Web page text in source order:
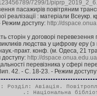
7299/1/
пасажирів повітряним
реалізації : матеріали
Режим доступу: http://
сторін у договорі
людства у цифрову еру
практ. конф. (м. Одеса, 21
http://
перевізника у сфері
42. - С. 18-23. - Режим
Розділ: Авіація.
.: Національна